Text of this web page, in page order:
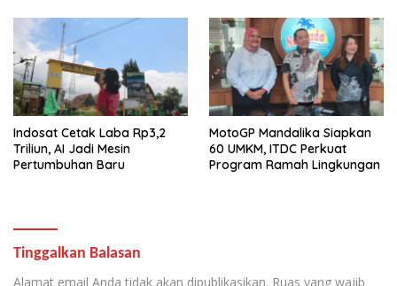
Indosat Cetak Laba Rp3,2
Triliun, AI Jadi Mesin
Pertumbuhan Baru
MotoGP Mandalika Siapkan
60 UMKM, ITDC Perkuat
Program Ramah Lingkungan
Tinggalkan Balasan
Alamat email Anda tidak akan dipublikasikan. Ruas yang wajib